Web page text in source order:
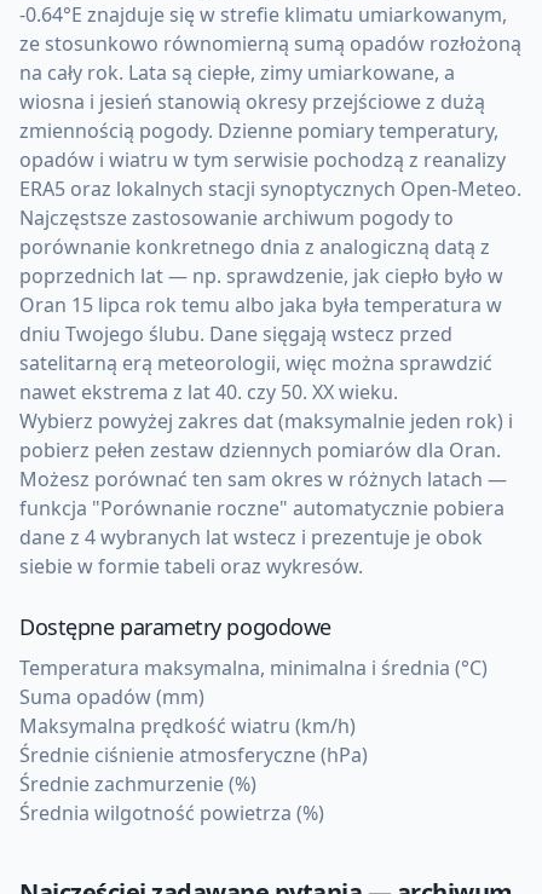
-0.64°E znajduje się w strefie klimatu umiarkowanym,
ze stosunkowo równomierną sumą opadów rozłożoną
na cały rok. Lata są ciepłe, zimy umiarkowane, a
wiosna i jesień stanowią okresy przejściowe z dużą
zmiennością pogody. Dzienne pomiary temperatury,
opadów i wiatru w tym serwisie pochodzą z reanalizy
ERA5 oraz lokalnych stacji synoptycznych Open-Meteo.
Najczęstsze zastosowanie archiwum pogody to
porównanie konkretnego dnia z analogiczną datą z
poprzednich lat — np. sprawdzenie, jak ciepło było w
Oran 15 lipca rok temu albo jaka była temperatura w
dniu Twojego ślubu. Dane sięgają wstecz przed
satelitarną erą meteorologii, więc można sprawdzić
nawet ekstrema z lat 40. czy 50. XX wieku.
Wybierz powyżej zakres dat (maksymalnie jeden rok) i
pobierz pełen zestaw dziennych pomiarów dla Oran.
Możesz porównać ten sam okres w różnych latach —
funkcja "Porównanie roczne" automatycznie pobiera
dane z 4 wybranych lat wstecz i prezentuje je obok
siebie w formie tabeli oraz wykresów.
Dostępne parametry pogodowe
Temperatura maksymalna, minimalna i średnia (°C)
Suma opadów (mm)
Maksymalna prędkość wiatru (km/h)
Średnie ciśnienie atmosferyczne (hPa)
Średnie zachmurzenie (%)
Średnia wilgotność powietrza (%)